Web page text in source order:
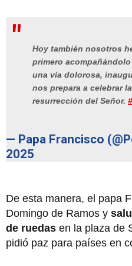
Hoy también nosotros
primero
una vía dolorosa,
nos prepara a celebrar
resurrección del Señor.
— Papa Francisco
2025
De esta manera, el papa
Domingo de Ramos y
de ruedas en la plaza de
pidió paz para países en